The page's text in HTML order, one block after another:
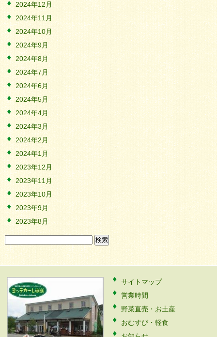
2024年12月
2024年11月
2024年10月
2024年9月
2024年8月
2024年7月
2024年6月
2024年5月
2024年4月
2024年3月
2024年2月
2024年1月
2023年12月
2023年11月
2023年10月
2023年9月
2023年8月
検
索:
サイトマップ
営業時間
野菜直売・お土産
おむすび・軽食